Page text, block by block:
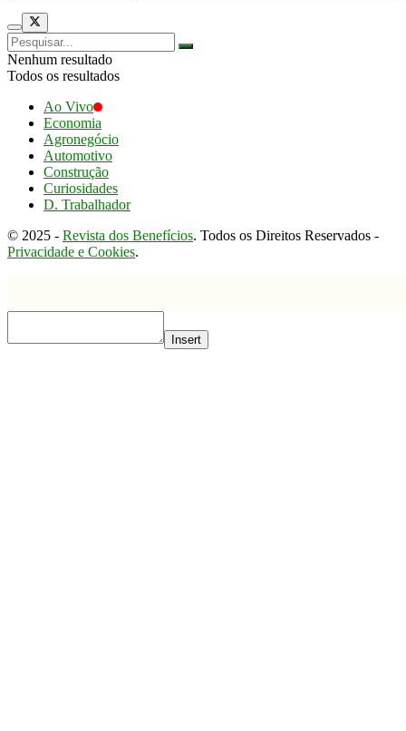
Nenhum resultado
Todos os resultados
Ao Vivo
Economia
Agronegócio
Automotivo
Construção
Curiosidades
D. Trabalhador
© 2025 - Revista dos Benefícios. Todos os Direitos Reservados -
Privacidade e Cookies.
Insert